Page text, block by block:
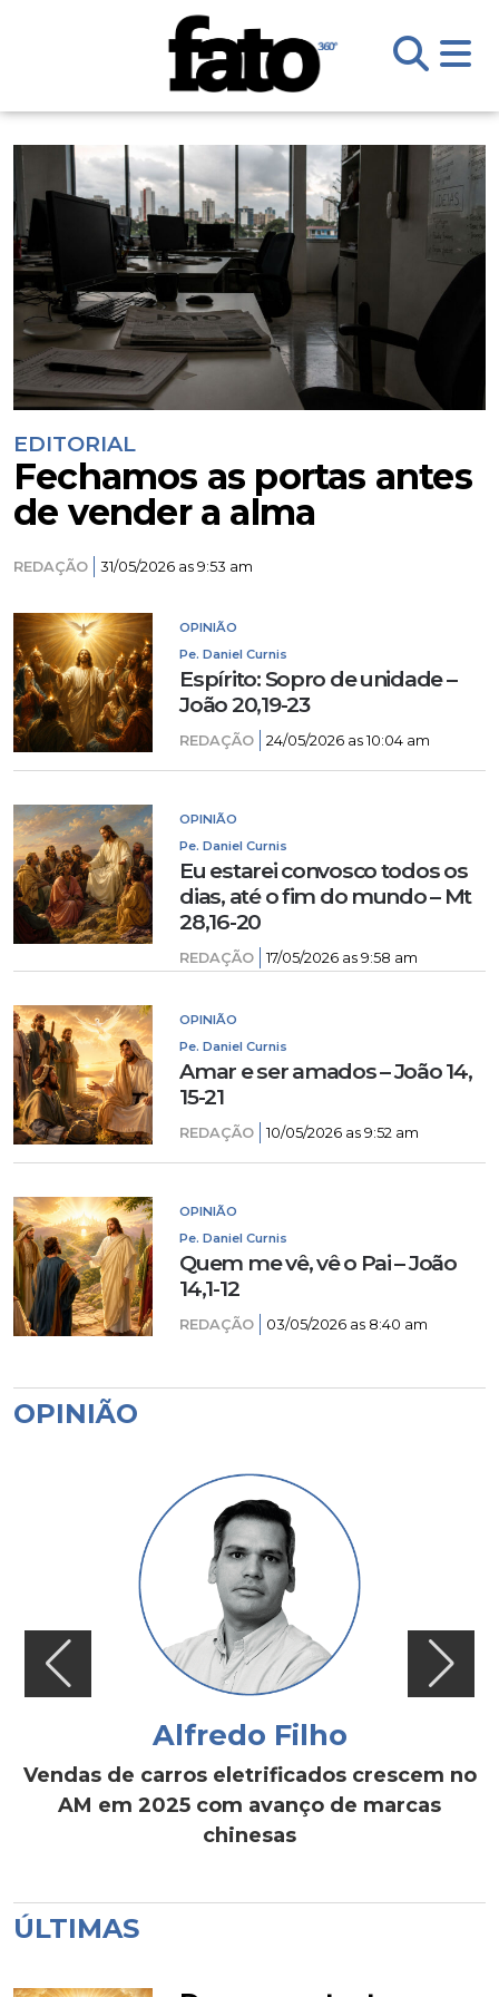
EDITORIAL
Fechamos as portas antes
de vender a alma
REDAÇÃO 31/05/2026 as 9:53 am
OPINIÃO
Pe. Daniel Curnis
Espírito: Sopro de unidade –
João 20,19-23
REDAÇÃO 24/05/2026 as 10:04 am
OPINIÃO
Pe. Daniel Curnis
Eu estarei convosco todos os
dias, até o fim do mundo – Mt
28,16-20
REDAÇÃO 17/05/2026 as 9:58 am
OPINIÃO
Pe. Daniel Curnis
Amar e ser amados – João 14,
15-21
REDAÇÃO 10/05/2026 as 9:52 am
OPINIÃO
Pe. Daniel Curnis
Quem me vê, vê o Pai – João
14,1-12
REDAÇÃO 03/05/2026 as 8:40 am
OPINIÃO
Alfredo Filho
Vendas de carros eletrificados crescem no
AM em 2025 com avanço de marcas
chinesas
ÚLTIMAS